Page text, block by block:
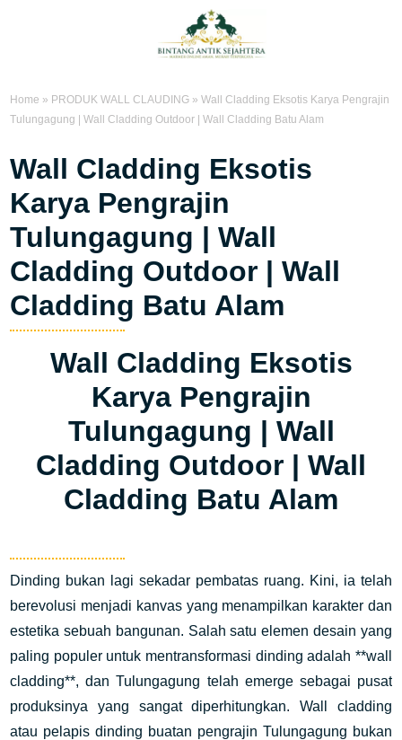
Home » PRODUK WALL CLAUDING »Wall Cladding Eksotis Karya Pengrajin
Tulungagung | Wall Cladding Outdoor | Wall Cladding Batu Alam
Wall Cladding Eksotis
Karya Pengrajin
Tulungagung | Wall
Cladding Outdoor | Wall
Cladding Batu Alam
Wall Cladding Eksotis
Karya Pengrajin
Tulungagung | Wall
Cladding Outdoor | Wall
Cladding Batu Alam
Dinding bukan lagi sekadar pembatas ruang. Kini, ia telah
berevolusi menjadi kanvas yang menampilkan karakter dan
estetika sebuah bangunan. Salah satu elemen desain yang
paling populer untuk mentransformasi dinding adalah **wall
cladding**, dan Tulungagung telah emerge sebagai pusat
produksinya yang sangat diperhitungkan. Wall cladding
atau pelapis dinding buatan pengrajin Tulungagung bukan